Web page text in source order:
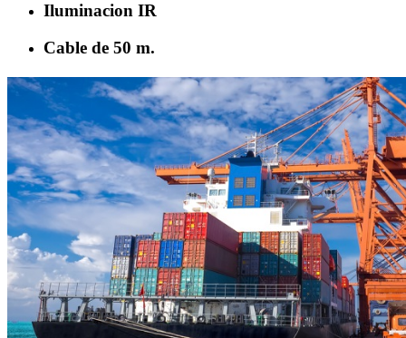
Iluminacion IR
Cable de 50 m.